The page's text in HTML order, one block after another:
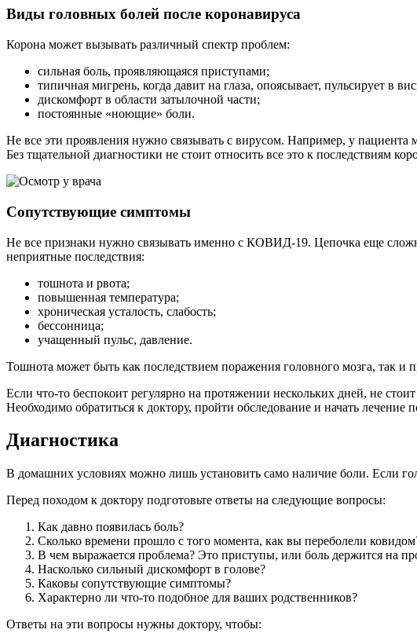
Виды головных болей после коронавируса
Корона может вызывать различный спектр проблем:
сильная боль, проявляющаяся приступами;
типичная мигрень, когда давит на глаза, опоясывает, пульсирует в
дискомфорт в области затылочной части;
постоянные «ноющие» боли.
Не все эти проявления нужно связывать с вирусом. Например, у
Без тщательной диагностики не стоит относить все это к последствиям
Сопутствующие симптомы
Не все признаки нужно связывать именно с КОВИД-19. Цепочка еще
неприятные последствия:
тошнота и рвота;
повышенная температура;
хроническая усталость, слабость;
бессонница;
учащенный пульс, давление.
Тошнота может быть как последствием поражения головного мозга, так
Если что-то беспокоит регулярно на протяжении нескольких дней, не
Необходимо обратиться к доктору, пройти обследование и начать лечение
Диагностика
В домашних условиях можно лишь установить само наличие боли. Если
Перед походом к доктору подготовьте ответы на следующие вопросы:
Как давно появилась боль?
Сколько времени прошло с того момента, как вы переболели
В чем выражается проблема? Это приступы, или боль держится на
Насколько сильный дискомфорт в голове?
Каковы сопутствующие симптомы?
Характерно ли что-то подобное для ваших родственников?
Ответы на эти вопросы нужны доктору, чтобы: